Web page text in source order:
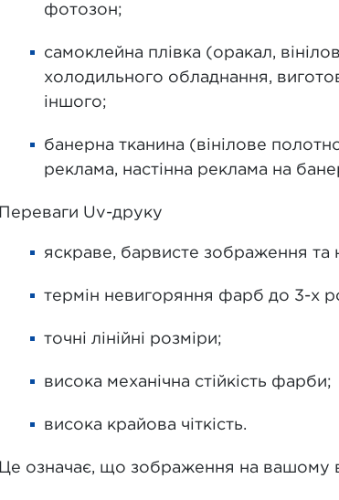
фотозон;
самоклейна плівка (оракал,
холодильного обладнання,
іншого;
банерна тканина (вінілове
реклама, настінна реклама на
Переваги Uv-друку
яскраве, барвисте зображення та
термін невигоряння фарб до 3-х
точні лінійні розміри;
висока механічна стійкість фарби;
висока крайова чіткість.
Це означає, що зображення на вашому